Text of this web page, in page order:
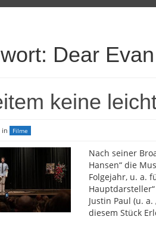
Dear
keine
in Filme
Nach seiner
Hansen“ die
Folgejahr, u. a.
Justin Paul (u.
diesem Stück